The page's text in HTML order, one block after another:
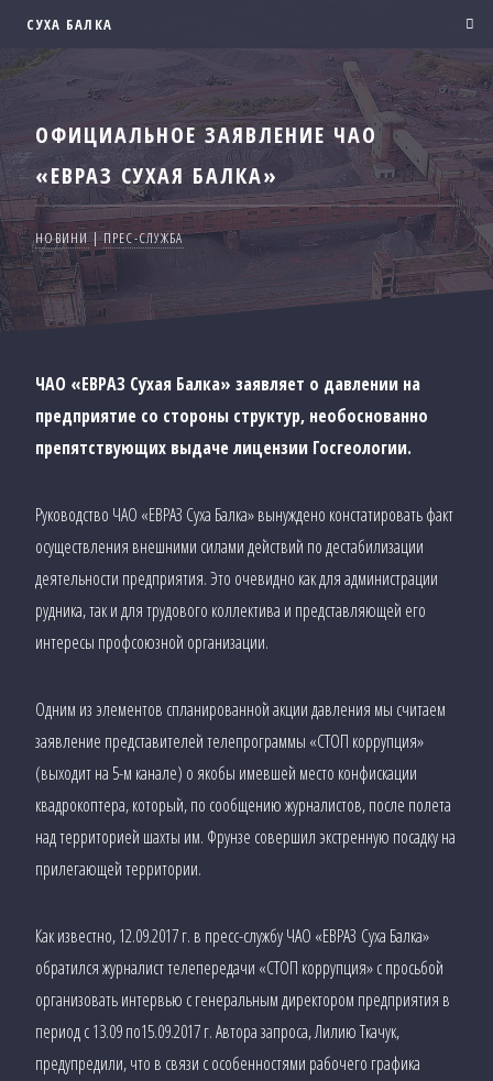
СУХА БАЛКА
ОФИЦИАЛЬНОЕ ЗАЯВЛЕНИЕ ЧАО
«ЕВРАЗ СУХАЯ БАЛКА»
НОВИНИ|ПРЕС-СЛУЖБА
ЧАО «ЕВРАЗ Сухая Балка» заявляет о давлении на
предприятие со стороны структур, необоснованно
препятствующих выдаче лицензии Госгеологии.
Руководство ЧАО «ЕВРАЗ Суха Балка» вынуждено констатировать факт
осуществления внешними силами действий по дестабилизации
деятельности предприятия. Это очевидно как для администрации
рудника, так и для трудового коллектива и представляющей его
интересы профсоюзной организации.
Одним из элементов спланированной акции давления мы считаем
заявление представителей телепрограммы «СТОП коррупция»
(выходит на 5-м канале) о якобы имевшей место конфискации
квадрокоптера, который, по сообщению журналистов, после полета
над территорией шахты им. Фрунзе совершил экстренную посадку на
прилегающей территории.
Как известно, 12.09.2017 г. в пресс-службу ЧАО «ЕВРАЗ Суха Балка»
обратился журналист телепередачи «СТОП коррупция» с просьбой
организовать интервью с генеральным директором предприятия в
период с 13.09 по15.09.2017 г. Автора запроса, Лилию Ткачук,
предупредили, что в связи с особенностями рабочего графика